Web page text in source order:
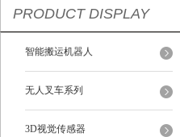
PRODUCT DISPLAY
智能搬运机器人
无人叉车系列
3D视觉传感器